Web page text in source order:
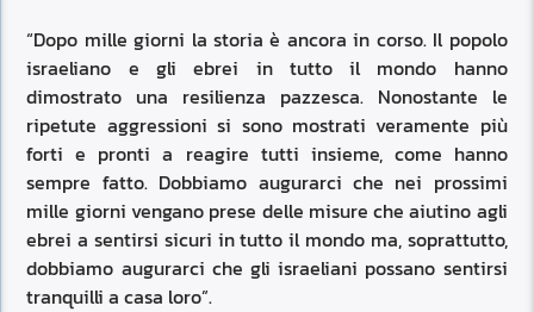
“Dopo mille giorni la storia è ancora in corso. Il popolo
israeliano e gli ebrei in tutto il mondo hanno
dimostrato una resilienza pazzesca. Nonostante le
ripetute aggressioni si sono mostrati veramente più
forti e pronti a reagire tutti insieme, come hanno
sempre fatto. Dobbiamo augurarci che nei prossimi
mille giorni vengano prese delle misure che aiutino agli
ebrei a sentirsi sicuri in tutto il mondo ma, soprattutto,
dobbiamo augurarci che gli israeliani possano sentirsi
tranquilli a casa loro”.